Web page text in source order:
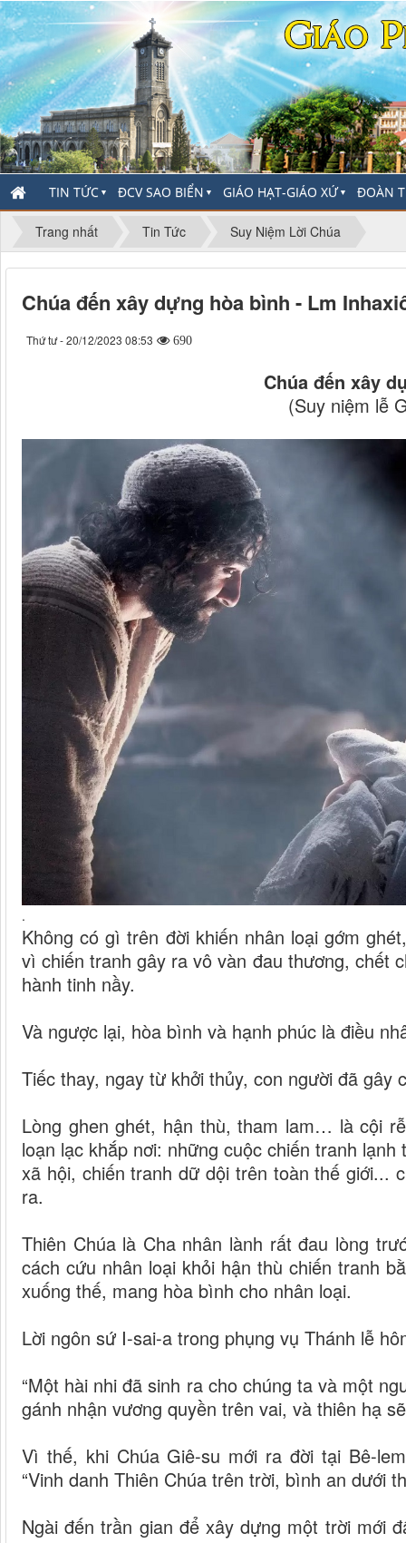
TIN TỨC ▼ ĐCV SAO BIỂN ▼ GIÁO HẠT-GIÁO XỨ▼ ĐOÀN
Trang nhất Tin Tức Suy Niệm Lời Chúa
Chúa đến xây dựng hòa bình - Lm
Thứ tư - 20/12/2023 08:53 690
Chúa đến xây
(Suy niệm lễ
.
Không có gì trên đời khiến nhân loại gớm
vì chiến tranh gây ra vô vàn đau thương,
hành tinh nầy.
Và ngược lại, hòa bình và hạnh phúc là điều
Tiếc thay, ngay từ khởi thủy, con người đã gây
Lòng ghen ghét, hận thù, tham lam… là cội
loạn lạc khắp nơi: những cuộc chiến tranh
xã hội, chiến tranh dữ dội trên toàn thế
ra.
Thiên Chúa là Cha nhân lành rất đau lòng
cách cứu nhân loại khỏi hận thù chiến tranh
xuống thế, mang hòa bình cho nhân loại.
Lời ngôn sứ I-sai-a trong phụng vụ Thánh lễ
“Một hài nhi đã sinh ra cho chúng ta và một
gánh nhận vương quyền trên vai, và thiên hạ
Vì thế, khi Chúa Giê-su mới ra đời tại Bê-
“Vinh danh Thiên Chúa trên trời, bình an dưới
Ngài đến trần gian để xây dựng một trời mới